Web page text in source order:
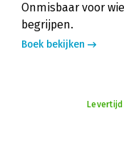
Onmisbaar voor
begrijpen.
Boek bekijken